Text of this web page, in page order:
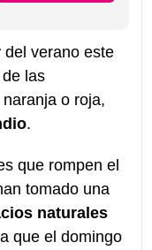
del verano este
las
o roja,
.
que rompen el
tomado una
naturales
que el domingo